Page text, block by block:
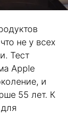
не у всех
Тест
Apple
и
55 лет. К